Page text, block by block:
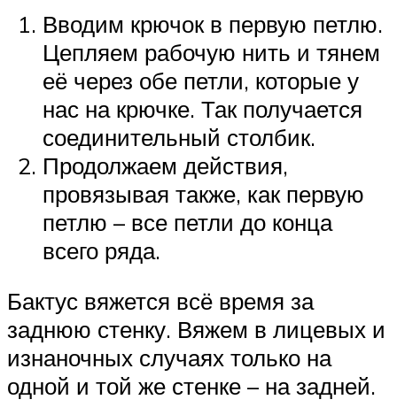
Вводим крючок в первую петлю.
Цепляем рабочую нить и тянем
её через обе петли, которые у
нас на крючке. Так получается
соединительный столбик.
Продолжаем действия,
провязывая также, как первую
петлю – все петли до конца
всего ряда.
Бактус вяжется всё время за
заднюю стенку. Вяжем в лицевых и
изнаночных случаях только на
одной и той же стенке – на задней.